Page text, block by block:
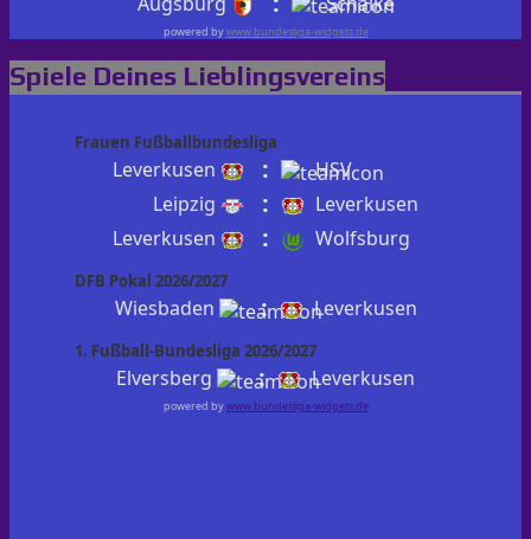
powered bywww.bundesliga-widgets.de
Spiele Deines Lieblingsvereins
Frauen Fußballbundesliga
Leverkusen :
HSV
Leipzig
:
Leverkusen
Leverkusen
: Wolfsburg
DFB Pokal 2026/2027
Wiesbaden : Leverkusen
1. Fußball-Bundesliga 2026/2027
Elversberg : Leverkusen
powered bywww.bundesliga-widgets.de